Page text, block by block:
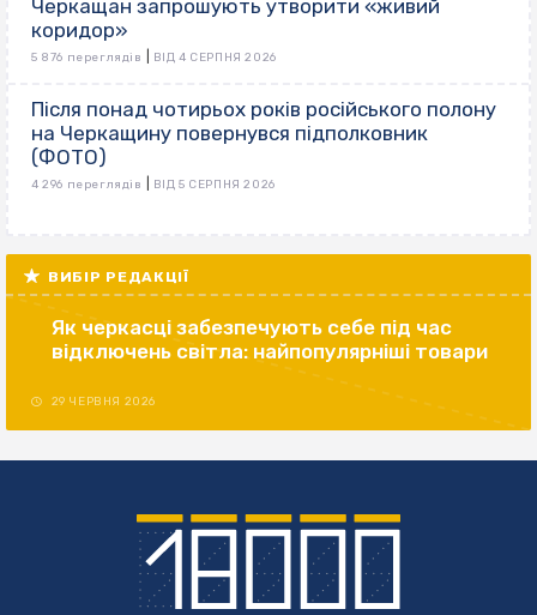
Черкащан запрошують утворити «живий
коридор»
5 876 переглядів ВІД 4 СЕРПНЯ 2026
Після понад чотирьох років російського полону
на Черкащину повернувся підполковник
(ФОТО)
4 296 переглядів ВІД 5 СЕРПНЯ 2026
ВИБІР РЕДАКЦІЇ
Як черкасці забезпечують себе під час
відключень світла: найпопулярніші товари
29 ЧЕРВНЯ 2026